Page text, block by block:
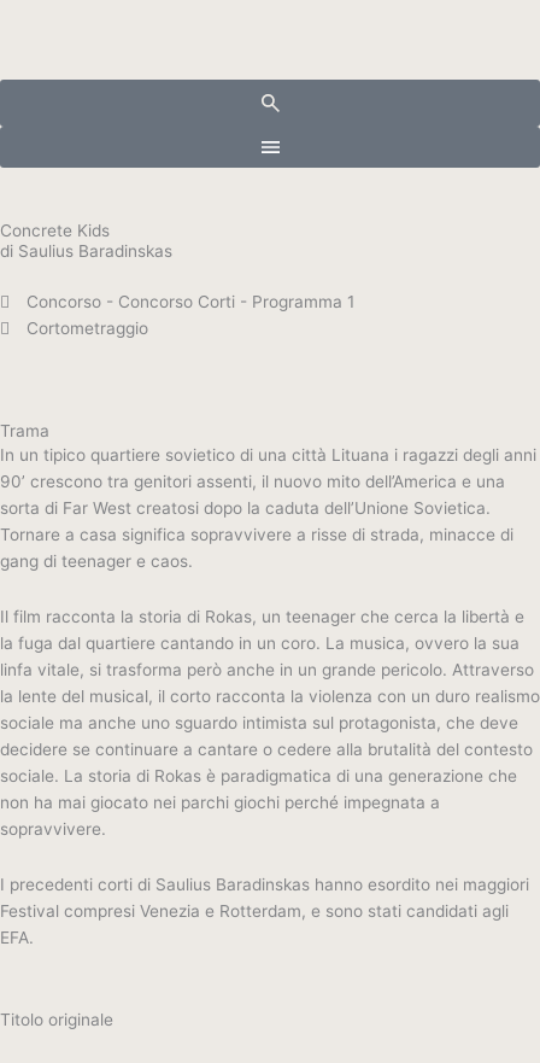
Concrete Kids
di Saulius Baradinskas
Concorso - Concorso Corti - Programma 1
Cortometraggio
Trama
In un tipico quartiere sovietico di una città Lituana i ragazzi degli anni
90’ crescono tra genitori assenti, il nuovo mito dell’America e una
sorta di Far West creatosi dopo la caduta dell’Unione Sovietica.
Tornare a casa significa sopravvivere a risse di strada, minacce di
gang di teenager e caos.
Il film racconta la storia di Rokas, un teenager che cerca la libertà e
la fuga dal quartiere cantando in un coro. La musica, ovvero la sua
linfa vitale, si trasforma però anche in un grande pericolo. Attraverso
la lente del musical, il corto racconta la violenza con un duro realismo
sociale ma anche uno sguardo intimista sul protagonista, che deve
decidere se continuare a cantare o cedere alla brutalità del contesto
sociale. La storia di Rokas è paradigmatica di una generazione che
non ha mai giocato nei parchi giochi perché impegnata a
sopravvivere.
I precedenti corti di Saulius Baradinskas hanno esordito nei maggiori
Festival compresi Venezia e Rotterdam, e sono stati candidati agli
EFA.
Titolo originale